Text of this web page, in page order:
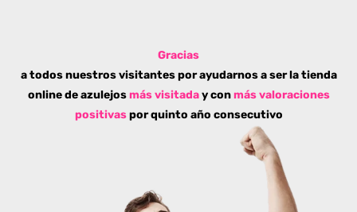
Gracias
a todos nuestros visitantes por ayudarnos a ser la tienda
online de azulejos más visitaday conmás valoraciones
positivaspor quinto año consecutivo